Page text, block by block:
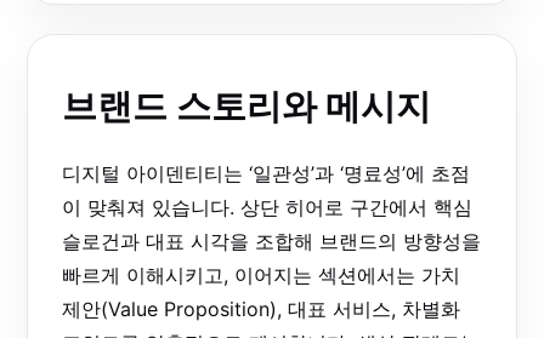
브랜드 스토리와 메시지
디지털 아이덴티티는 ‘일관성’과 ‘명료성’에 초점
이 맞춰져 있습니다. 상단 히어로 구간에서 핵심
슬로건과 대표 시각을 조합해 브랜드의 방향성을
빠르게 이해시키고, 이어지는 섹션에서는 가치
제안(Value Proposition), 대표 서비스, 차별화